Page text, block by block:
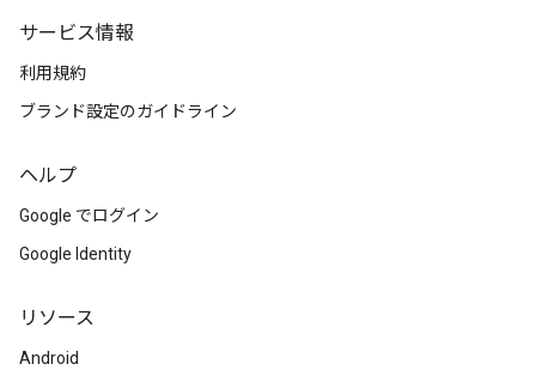
サービス情報
利用規約
ブランド設定のガイドライン
ヘルプ
Google でログイン
Google Identity
リソース
Android